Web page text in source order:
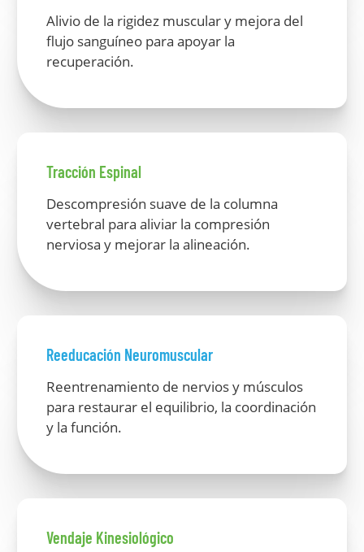
Alivio de la rigidez muscular y mejora del
flujo sanguíneo para apoyar la
recuperación.
Tracción Espinal
Descompresión suave de la columna
vertebral para aliviar la compresión
nerviosa y mejorar la alineación.
Reeducación Neuromuscular
Reentrenamiento de nervios y músculos
para restaurar el equilibrio, la coordinación
y la función.
Vendaje Kinesiológico